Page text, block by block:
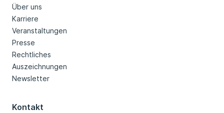
Über uns
Karriere
Veranstaltungen
Presse
Rechtliches
Auszeichnungen
Newsletter
Kontakt